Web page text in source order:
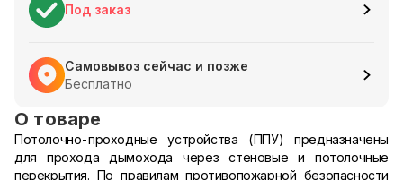
Под заказ
Самовывоз сейчас и позже
Бесплатно
О товаре
Потолочно-проходные устройства (ППУ) предназначены
для прохода дымохода через стеновые и потолочные
перекрытия. По правилам противопожарной безопасности